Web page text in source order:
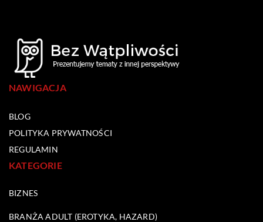
NAWIGACJA
BLOG
POLITYKA PRYWATNOŚCI
REGULAMIN
KATEGORIE
BIZNES
BRANŻA ADULT (EROTYKA, HAZARD)